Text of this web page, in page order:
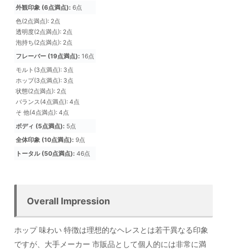
外観印象 (6点満点): 6点
色(2点満点): 2点
透明度(2点満点): 2点
泡持ち(2点満点): 2点
フレーバー (19点満点): 16点
モルト(3点満点): 3点
ホップ(3点満点): 3点
状態(2点満点): 2点
バランス(4点満点): 4点
そ 他(4点満点): 4点
ボディ (5点満点): 5点
全体印象 (10点満点): 9点
トータル (50点満点): 46点
Overall Impression
ホップ 味わい 特徴は理想的なヘレスとは若干異なる印象
ですが、大手メーカー 市販品として個人的には非常に満